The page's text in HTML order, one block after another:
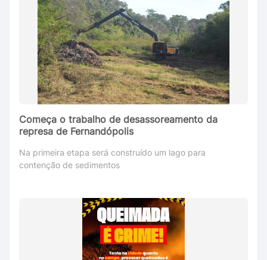
Começa o trabalho de desassoreamento da
represa de Fernandópolis
Na primeira etapa será construído um lago para
contenção de sedimentos